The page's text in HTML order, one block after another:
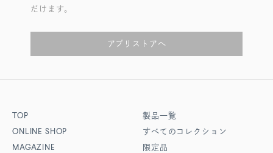
だけます。
アプリストアへ
TOP
ONLINE SHOP
MAGAZINE
製品一覧
すべてのコレクション
限定品